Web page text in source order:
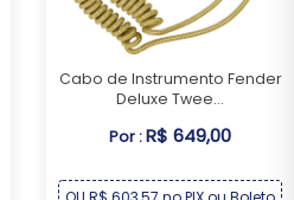
Cabo de Instrumento Fender
Deluxe Twee...
Por :R$ 649,00